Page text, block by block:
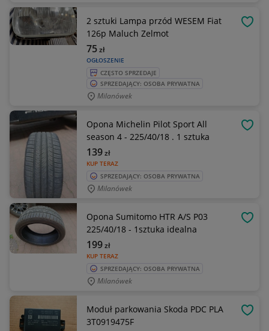
2 sztuki Lampa przód WESEM Fiat
126p Maluch Zelmot
OGŁOSZENIE
75zł
CZĘSTO SPRZEDAJE
SPRZEDAJĄCY: OSOBA PRYWATNA
Milanówek
Opona Michelin Pilot Sport All
season 4 - 225/40/18 . 1 sztuka
KUP TERAZ
139zł
SPRZEDAJĄCY: OSOBA PRYWATNA
Milanówek
Opona Sumitomo HTR A/S P03
225/40/18 - 1sztuka idealna
KUP TERAZ
199zł
SPRZEDAJĄCY: OSOBA PRYWATNA
Milanówek
Moduł parkowania Skoda PDC PLA
3T0919475F